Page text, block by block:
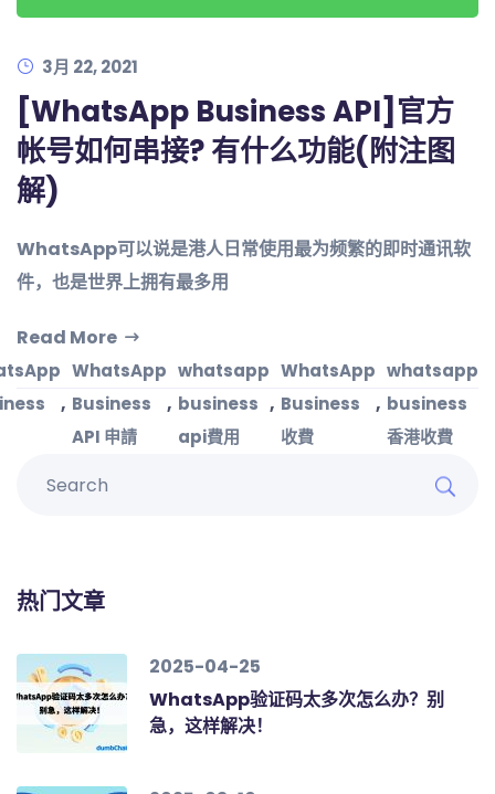
3月 22, 2021
[WhatsApp Business API]官方
帐号如何串接? 有什么功能(附注图
解)
WhatsApp可以说是港人日常使用最为频繁的即时通讯软
件，也是世界上拥有最多用
Read More
,
WhatsApp
Business
API 申請
,
whatsapp
business
api費用
,
WhatsApp
Business
收費
,
whatsapp
business
香港收費
热门文章
2025-04-25
WhatsApp验证码太多次怎么办？别
急，这样解决！